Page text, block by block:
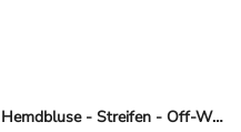
Hemdbluse - Streifen - Off-White